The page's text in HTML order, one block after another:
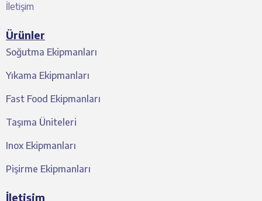
İletişim
Ürünler
Soğutma Ekipmanları
Yıkama Ekipmanları
Fast Food Ekipmanları
Taşıma Üniteleri
Inox Ekipmanları
Pişirme Ekipmanları
İletişim